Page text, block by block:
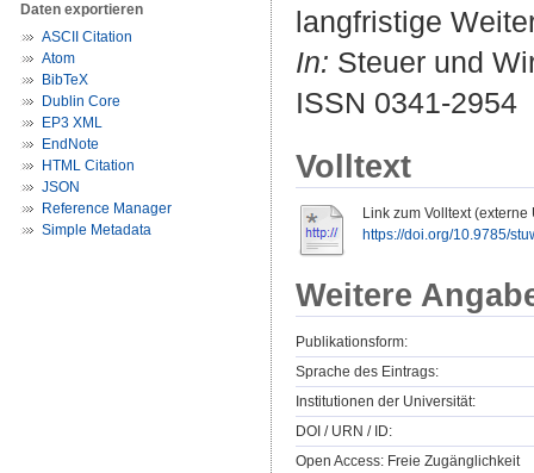
Daten exportieren
ASCII Citation
Atom
BibTeX
Dublin Core
EP3 XML
EndNote
HTML Citation
JSON
Reference Manager
Simple Metadata
langfristige
In: Steuer und
ISSN 0341-2954
Volltext
Link zum Volltext (externe
https://doi.org/10.9785/
Weitere
Publikationsform:
Sprache des Eintrags:
Institutionen der Universität:
DOI / URN / ID:
Open Access: Freie Zugänglichkeit